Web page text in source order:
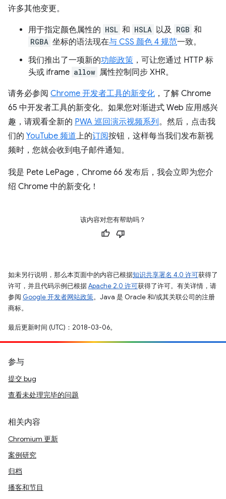
许多其他变更。
用于指定颜色属性的 HSL 和 HSLA 以及 RGB 和
RGBA 坐标的语法现在与 CSS 颜色 4 规范一致。
我们推出了一项新的功能政策 ，可让您通过 HTTP 标
头或 iframe allow 属性控制同步 XHR。
请务必参阅 Chrome 开发者工具的新变化 ，了解 Chrome
65 中开发者工具的新变化。如果您对渐进式 Web 应用感兴
趣，请观看全新的 PWA 巡回演示视频系列。然后，点击我
们的 YouTube 频道上的订阅按钮，这样每当我们发布新视
频时，您就会收到电子邮件通知。
我是 Pete LePage，Chrome 66 发布后，我会立即为您介
绍 Chrome 中的新变化！
该内容对您有帮助吗？
如未另行说明，那么本页面中的内容已根据知识共享署名 4.0 许可获得了
许可，并且代码示例已根据Apache 2.0 许可获得了许可。有关详情，请
参阅 Google 开发者网站政策。Java 是 Oracle 和/或其关联公司的注册
商标。
最后更新时间 (UTC)：2018-03-06。
参与
提交 bug
查看未处理完毕的问题
相关内容
Chromium 更新
案例研究
归档
播客和节目